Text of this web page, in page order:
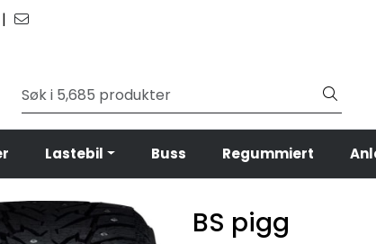
|
Lastebil Buss Regummiert
BS pigg